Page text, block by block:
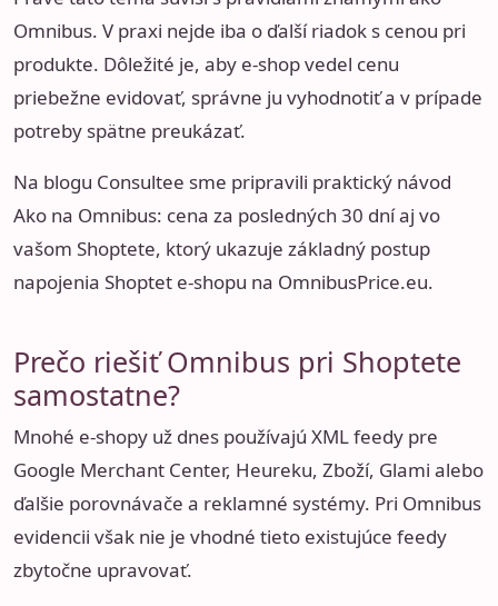
Omnibus. V praxi nejde iba o ďalší riadok s cenou pri
produkte. Dôležité je, aby e-shop vedel cenu
priebežne evidovať, správne ju vyhodnotiť a v prípade
potreby spätne preukázať.
Na blogu Consultee sme pripravili praktický návod
Ako na Omnibus: cena za posledných 30 dní aj vo
vašom Shoptete, ktorý ukazuje základný postup
napojenia Shoptet e-shopu na OmnibusPrice.eu.
Prečo riešiť Omnibus pri Shoptete
samostatne?
Mnohé e-shopy už dnes používajú XML feedy pre
Google Merchant Center, Heureku, Zboží, Glami alebo
ďalšie porovnávače a reklamné systémy. Pri Omnibus
evidencii však nie je vhodné tieto existujúce feedy
zbytočne upravovať.